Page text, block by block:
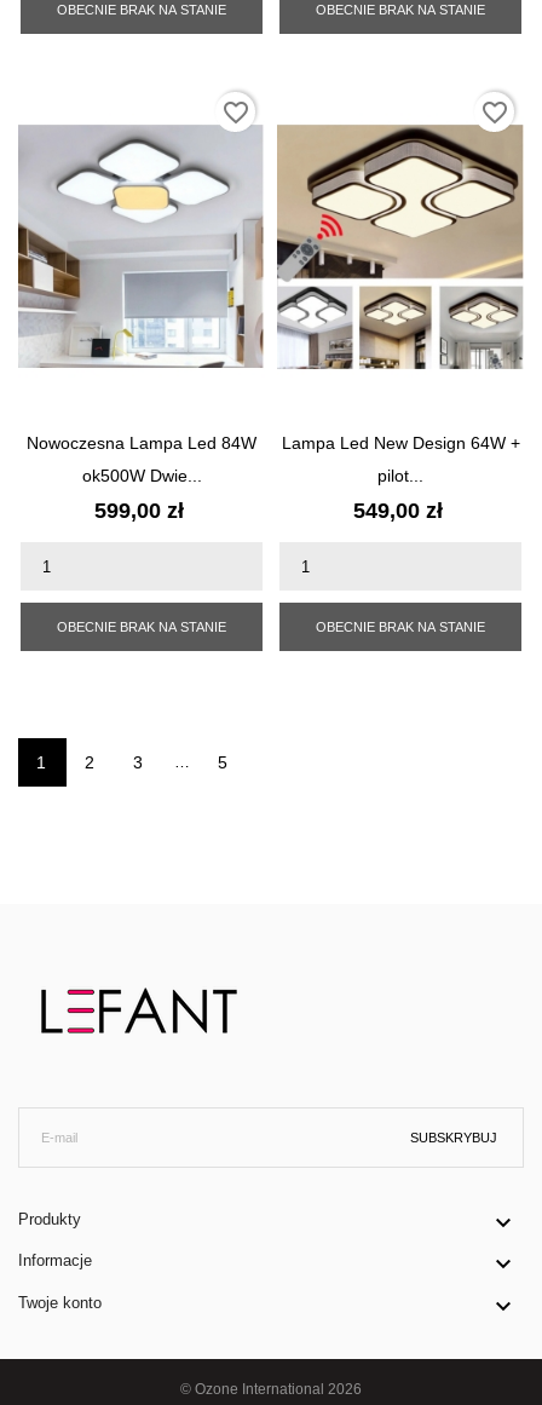
OBECNIE BRAK NA STANIE OBECNIE BRAK NA STANIE
Nowoczesna Lampa Led 84W
ok500W Dwie...
Cena
599,00 zł
OBECNIE BRAK NA STANIE
favorite_border
Lampa Led New Design 64W +
pilot...
Cena
549,00 zł
OBECNIE BRAK NA STANIE
favorite_border
1 2 3 … 5
SUBSKRYBUJ
Produkty 
Informacje 
Twoje konto 
© Ozone International 2026